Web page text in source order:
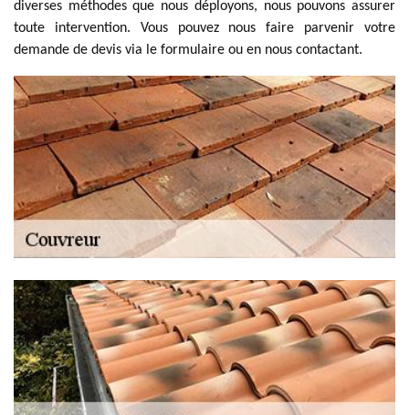
diverses méthodes que nous déployons, nous pouvons assurer
toute intervention. Vous pouvez nous faire parvenir votre
demande de devis via le formulaire ou en nous contactant.